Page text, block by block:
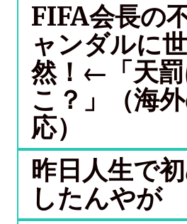
FIFA会長の
ャンダルに
然！←「天
こ？」（海
応）
昨日人生で
したんやが